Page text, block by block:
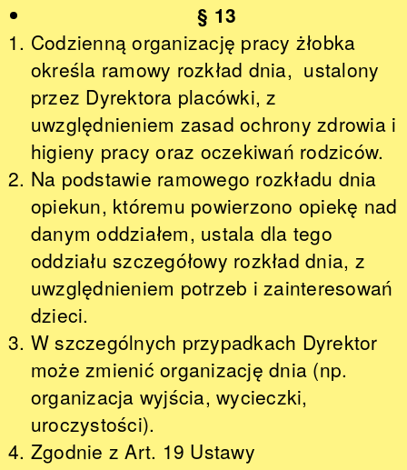
§ 13
Codzienną organizację pracy żłobka
określa ramowy rozkład dnia, ustalony
przez Dyrektora placówki, z
uwzględnieniem zasad ochrony zdrowia i
higieny pracy oraz oczekiwań rodziców.
Na podstawie ramowego rozkładu dnia
opiekun, któremu powierzono opiekę nad
danym oddziałem, ustala dla tego
oddziału szczegółowy rozkład dnia, z
uwzględnieniem potrzeb i zainteresowań
dzieci.
W szczególnych przypadkach Dyrektor
może zmienić organizację dnia (np.
organizacja wyjścia, wycieczki,
uroczystości).
Zgodnie z Art. 19 Ustawy